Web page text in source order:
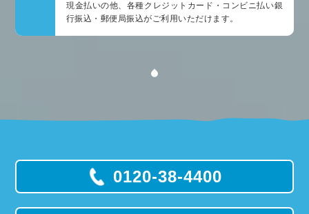
現金払いの他、各種クレジットカード・コンビニ払い銀
行振込・郵便局振込がご利用いただけます。
0120-38-4400